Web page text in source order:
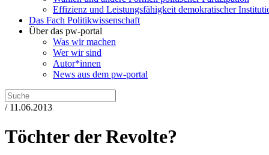
Effizienz und Leistungsfähigkeit demokratischer
Das Fach Politikwissenschaft
Über das pw-portal
Was wir machen
Wer wir sind
Autor*innen
News aus dem pw-portal
/ 11.06.2013
Töchter der Revolte?